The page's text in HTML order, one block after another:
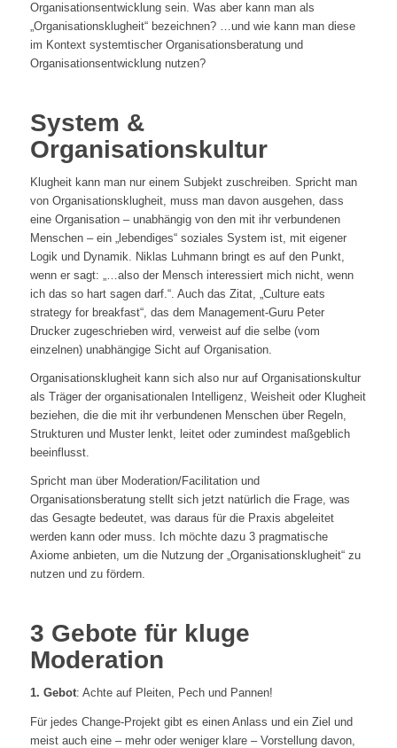
Organisationsentwicklung sein. Was aber kann man als
„Organisationsklugheit“ bezeichnen? …und wie kann man diese
im Kontext systemtischer Organisationsberatung und
Organisationsentwicklung nutzen?
System &
Organisationskultur
Klugheit kann man nur einem Subjekt zuschreiben. Spricht man
von Organisationsklugheit, muss man davon ausgehen, dass
eine Organisation – unabhängig von den mit ihr verbundenen
Menschen – ein „lebendiges“ soziales System ist, mit eigener
Logik und Dynamik. Niklas Luhmann bringt es auf den Punkt,
wenn er sagt: „…also der Mensch interessiert mich nicht, wenn
ich das so hart sagen darf.“. Auch das Zitat, „Culture eats
strategy for breakfast“, das dem Management-Guru Peter
Drucker zugeschrieben wird, verweist auf die selbe (vom
einzelnen) unabhängige Sicht auf Organisation.
Organisationsklugheit kann sich also nur auf Organisationskultur
als Träger der organisationalen Intelligenz, Weisheit oder Klugheit
beziehen, die die mit ihr verbundenen Menschen über Regeln,
Strukturen und Muster lenkt, leitet oder zumindest maßgeblich
beeinflusst.
Spricht man über Moderation/Facilitation und
Organisationsberatung stellt sich jetzt natürlich die Frage, was
das Gesagte bedeutet, was daraus für die Praxis abgeleitet
werden kann oder muss. Ich möchte dazu 3 pragmatische
Axiome anbieten, um die Nutzung der „Organisationsklugheit“ zu
nutzen und zu fördern.
3 Gebote für kluge
Moderation
1. Gebot: Achte auf Pleiten, Pech und Pannen!
Für jedes Change-Projekt gibt es einen Anlass und ein Ziel und
meist auch eine – mehr oder weniger klare – Vorstellung davon,